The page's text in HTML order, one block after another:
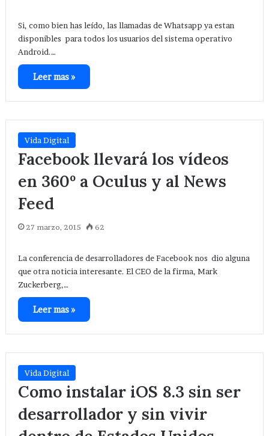
Si, como bien has leído, las llamadas de Whatsapp ya estan
disponibles para todos los usuarios del sistema operativo
Android.…
Leer mas »
Vida Digital
Facebook llevará los vídeos
en 360º a Oculus y al News
Feed
27 marzo, 2015 62
La conferencia de desarrolladores de Facebook nos dio alguna
que otra noticia interesante. El CEO de la firma, Mark
Zuckerberg,…
Leer mas »
Vida Digital
Como instalar iOS 8.3 sin ser
desarrollador y sin vivir